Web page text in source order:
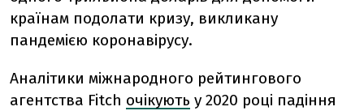
країнам подолати кризу, викликану
пандемією коронавірусу.
Аналітики міжнародного рейтингового
агентства Fitch очікують у 2020 році падіння